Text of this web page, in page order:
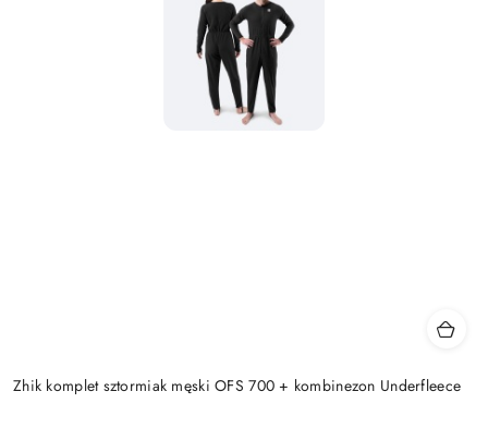
Zhik komplet sztormiak męski OFS 700 + kombinezon Underfleece